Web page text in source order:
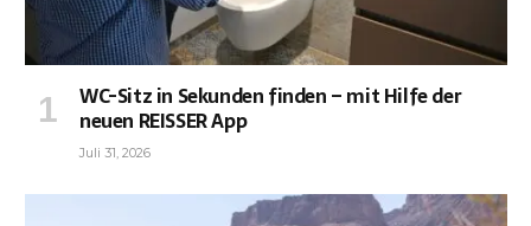
WC-Sitz in Sekunden finden – mit Hilfe der
neuen REISSER App
Juli 31, 2026